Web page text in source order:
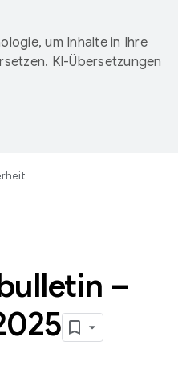
um Inhalte in Ihre
KI-Übersetzungen
–